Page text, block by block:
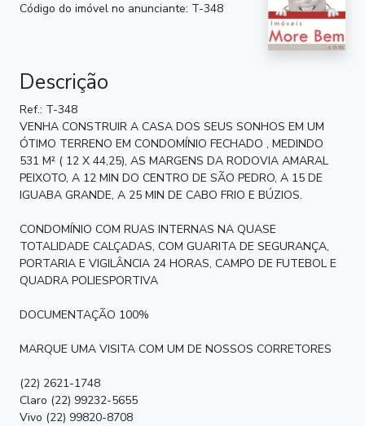
Código do imóvel no anunciante: T-348
Descrição
Ref.: T-348
VENHA CONSTRUIR A CASA DOS SEUS SONHOS EM UM
ÓTIMO TERRENO EM CONDOMÍNIO FECHADO , MEDINDO
531 M² ( 12 X 44,25), AS MARGENS DA RODOVIA AMARAL
PEIXOTO, A 12 MIN DO CENTRO DE SÃO PEDRO, A 15 DE
IGUABA GRANDE, A 25 MIN DE CABO FRIO E BÚZIOS.
CONDOMÍNIO COM RUAS INTERNAS NA QUASE
TOTALIDADE CALÇADAS, COM GUARITA DE SEGURANÇA,
PORTARIA E VIGILÂNCIA 24 HORAS, CAMPO DE FUTEBOL E
QUADRA POLIESPORTIVA
DOCUMENTAÇÃO 100%
MARQUE UMA VISITA COM UM DE NOSSOS CORRETORES
(22) 2621-1748
Claro (22) 99232-5655
Vivo (22) 99820-8708